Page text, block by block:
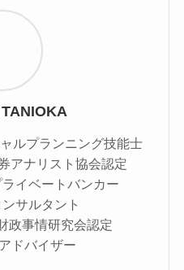
ルプランニング技能士
アナリスト協会認定
イベートバンカー
サルタント
政事情研究会認定
ドバイザー